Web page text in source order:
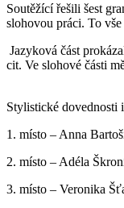
Soutěžící řešili šest
slohovou práci. To
Jazyková část
cit. Ve slohové části
Stylistické dovednosti
1. místo – Anna
2. místo – Adéla
3. místo – Veronika